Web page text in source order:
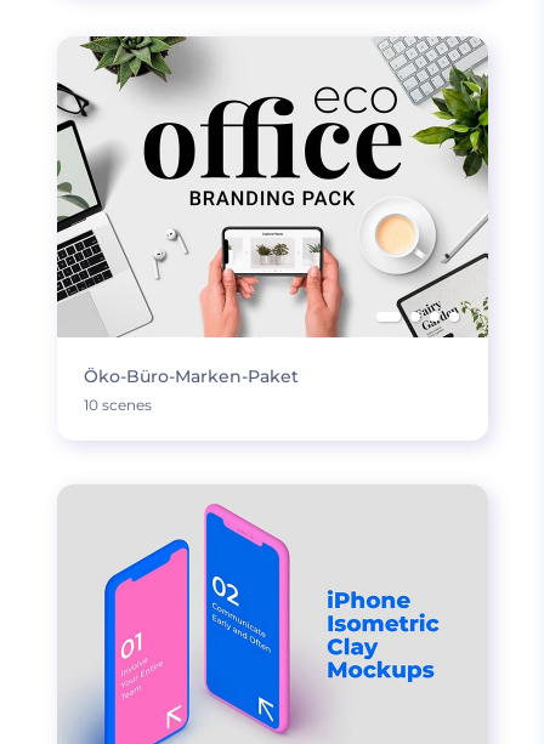
Öko-Büro-Marken-Paket
10 scenes